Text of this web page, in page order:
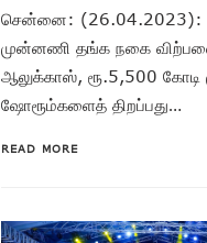
சென்னை: (26.04.2023):
முன்னணி தங்க நகை
ஆலுக்காஸ், ரூ.5,500 கோடி
ஷோரூம்களைத் திறப்பது…
READ MORE